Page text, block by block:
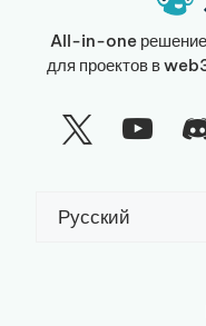
All-in-one решение
для проектов в
язык